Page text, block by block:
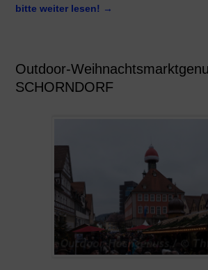
bitte weiter lesen! →
Outdoor-
SCHORNDORF